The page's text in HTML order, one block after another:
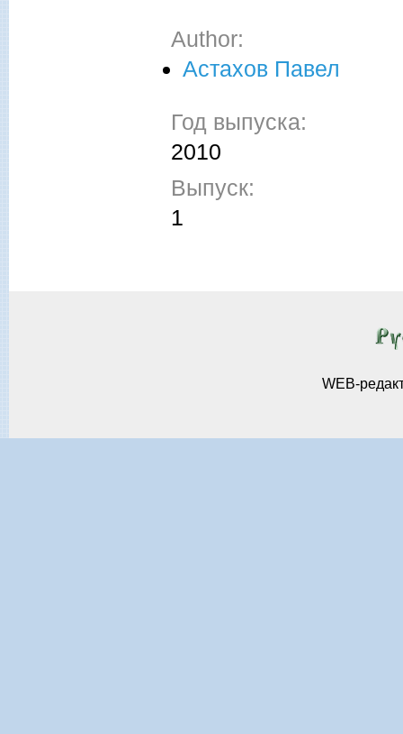
Author:
Астахов Павел
Год выпуска:
2010
Выпуск:
1
WEB-